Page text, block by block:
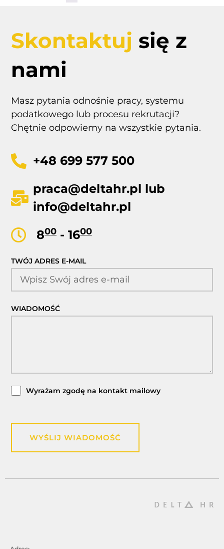
Skontaktuj się z
nami
Masz pytania odnośnie pracy, systemu
podatkowego lub procesu rekrutacji?
Chętnie odpowiemy na wszystkie pytania.
+48 699 577 500
praca@deltahr.pl lub
info@deltahr.pl
800- 1600
TWÓJ ADRES E-MAIL
WIADOMOŚĆ
Wyrażam zgodę na kontakt mailowy
WYŚLIJ WIADOMOŚĆ